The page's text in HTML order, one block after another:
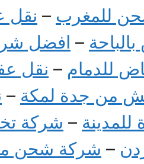
للمغرب – نقل
– افضل
للدمام – نقل
من جدة لمكة –
– شركة
– شركة شحن